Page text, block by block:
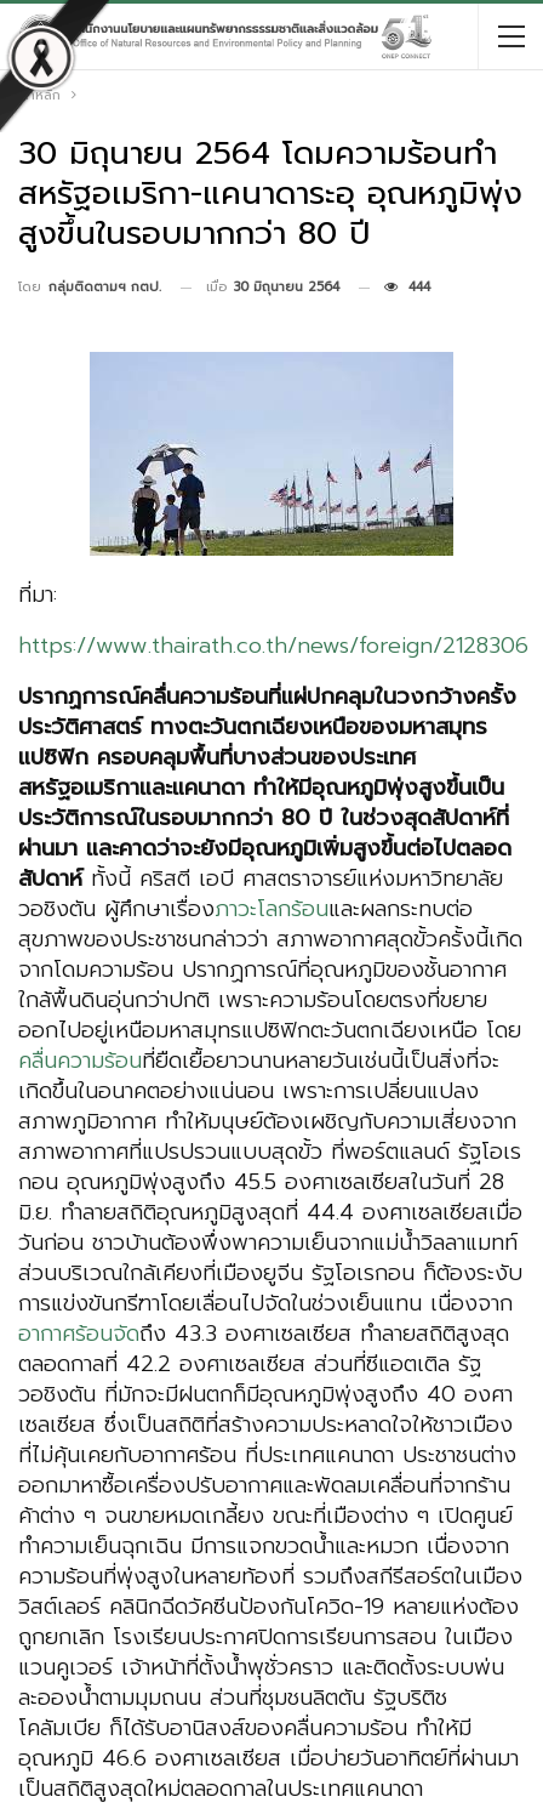
หน้าหลัก
30 มิถุนายน 2564 โดมความร้อนทำ
สหรัฐอเมริกา-แคนาดาระอุ อุณหภูมิพุ่ง
สูงขึ้นในรอบมากกว่า 80 ปี
โดย กลุ่มติดตามฯ กตป. เมื่อ 30 มิถุนายน 2564 444
ที่มา:
https://www.thairath.co.th/news/foreign/2128306
ปรากฏการณ์คลื่นความร้อนที่แผ่ปกคลุมในวงกว้างครั้ง
ประวัติศาสตร์ ทางตะวันตกเฉียงเหนือของมหาสมุทร
แปซิฟิก ครอบคลุมพื้นที่บางส่วนของประเทศ
สหรัฐอเมริกาและแคนาดา ทำให้มีอุณหภูมิพุ่งสูงขึ้นเป็น
ประวัติการณ์ในรอบมากกว่า 80 ปี ในช่วงสุดสัปดาห์ที่
ผ่านมา และคาดว่าจะยังมีอุณหภูมิเพิ่มสูงขึ้นต่อไปตลอด
สัปดาห์ทั้งนี้ คริสตี เอบี ศาสตราจารย์แห่งมหาวิทยาลัย
วอชิงตัน ผู้ศึกษาเรื่องภาวะโลกร้อนและผลกระทบต่อ
สุขภาพของประชาชนกล่าวว่า สภาพอากาศสุดขั้วครั้งนี้เกิด
จากโดมความร้อน ปรากฏการณ์ที่อุณหภูมิของชั้นอากาศ
ใกล้พื้นดินอุ่นกว่าปกติ เพราะความร้อนโดยตรงที่ขยาย
ออกไปอยู่เหนือมหาสมุทรแปซิฟิกตะวันตกเฉียงเหนือ โดย
คลื่นความร้อนที่ยืดเยื้อยาวนานหลายวันเช่นนี้เป็นสิ่งที่จะ
เกิดขึ้นในอนาคตอย่างแน่นอน เพราะการเปลี่ยนแปลง
สภาพภูมิอากาศ ทำให้มนุษย์ต้องเผชิญกับความเสี่ยงจาก
สภาพอากาศที่แปรปรวนแบบสุดขั้ว ที่พอร์ตแลนด์ รัฐโอเร
กอน อุณหภูมิพุ่งสูงถึง 45.5 องศาเซลเซียสในวันที่ 28
มิ.ย. ทำลายสถิติอุณหภูมิสูงสุดที่ 44.4 องศาเซลเซียสเมื่อ
วันก่อน ชาวบ้านต้องพึ่งพาความเย็นจากแม่น้ำวิลลาแมทท์
ส่วนบริเวณใกล้เคียงที่เมืองยูจีน รัฐโอเรกอน ก็ต้องระงับ
การแข่งขันกรีฑาโดยเลื่อนไปจัดในช่วงเย็นแทน เนื่องจาก
อากาศร้อนจัดถึง 43.3 องศาเซลเซียส ทำลายสถิติสูงสุด
ตลอดกาลที่ 42.2 องศาเซลเซียส ส่วนที่ซีแอตเติล รัฐ
วอชิงตัน ที่มักจะมีฝนตกก็มีอุณหภูมิพุ่งสูงถึง 40 องศา
เซลเซียส ซึ่งเป็นสถิติที่สร้างความประหลาดใจให้ชาวเมือง
ที่ไม่คุ้นเคยกับอากาศร้อน ที่ประเทศแคนาดา ประชาชนต่าง
ออกมาหาซื้อเครื่องปรับอากาศและพัดลมเคลื่อนที่จากร้าน
ค้าต่าง ๆ จนขายหมดเกลี้ยง ขณะที่เมืองต่าง ๆ เปิดศูนย์
ทำความเย็นฉุกเฉิน มีการแจกขวดน้ำและหมวก เนื่องจาก
ความร้อนที่พุ่งสูงในหลายท้องที่ รวมถึงสกีรีสอร์ตในเมือง
วิสต์เลอร์ คลินิกฉีดวัคซีนป้องกันโควิด-19 หลายแห่งต้อง
ถูกยกเลิก โรงเรียนประกาศปิดการเรียนการสอน ในเมือง
แวนคูเวอร์ เจ้าหน้าที่ตั้งน้ำพุชั่วคราว และติดตั้งระบบพ่น
ละอองน้ำตามมุมถนน ส่วนที่ชุมชนลิตตัน รัฐบริติช
โคลัมเบีย ก็ได้รับอานิสงส์ของคลื่นความร้อน ทำให้มี
อุณหภูมิ 46.6 องศาเซลเซียส เมื่อบ่ายวันอาทิตย์ที่ผ่านมา
เป็นสถิติสูงสุดใหม่ตลอดกาลในประเทศแคนาดา